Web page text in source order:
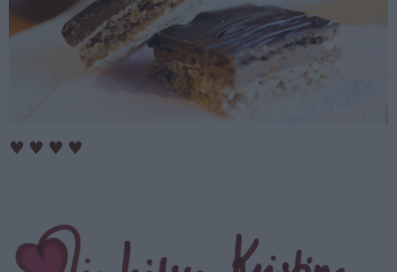
♥ ♥ ♥ ♥